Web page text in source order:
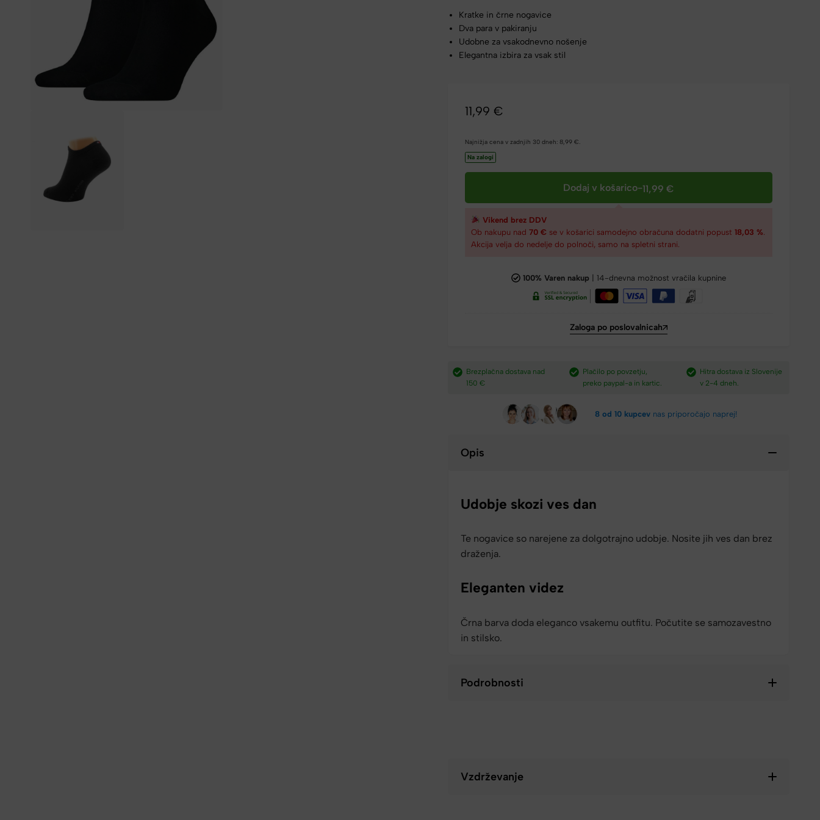
Kratke in črne nogavice
Dva para v pakiranju
Udobne za vsakodnevno nošenje
Elegantna izbira za vsak stil
11,99€
Najnižja cena v zadnjih 30 dneh: 8,99€.
Na zalogi
Dodaj v košarico-11,99€
Vikend brez DDV
Ob nakupu nad70 € se v košarici samodejno obračuna dodatni popust18,03 %.
Akcija velja do nedelje do polnoči, samo na spletni strani.
100% Varen nakup | 14-dnevna možnost vračila kupnine
Zaloga po poslovalnicah
Plačilo po povzetju,
preko paypal-a in kartic.​
Hitra dostava iz Slovenije
v 2-4 dneh.​
Brezplačna dostava nad
150 €​
8 od 10 kupcevnas priporočajo naprej!
Opis
Udobje skozi ves dan
Te nogavice so narejene za dolgotrajno udobje. Nosite jih ves dan brez
draženja.
Eleganten videz
Črna barva doda eleganco vsakemu outfitu. Počutite se samozavestno
in stilsko.
Podrobnosti
Vzdrževanje